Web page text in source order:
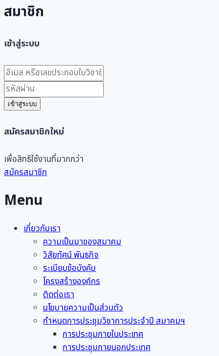
สมาชิก
เข้าสู่ระบบ
เข้าสู่ระบบ
สมัครสมาชิกใหม่
เพื่อสิทธิใช้งานที่มากกว่า
สมัครสมาชิก
Menu
เกี่ยวกับเรา
ความเป็นมาของสมาคม
วิสัยทัศน์ พันธกิจ
ระเบียบข้อบังคับ
โครงสร้างองค์กร
ติดต่อเรา
นโยบายความเป็นส่วนตัว
กำหนดการประชุมวิชาการประจำปี สมาคมฯ
การประชุมภายในประเทศ
การประชุมภายนอกประเทศ